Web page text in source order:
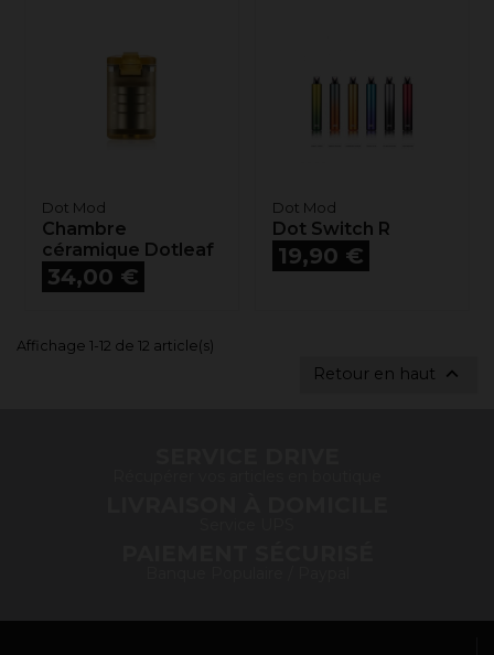
Dot Mod
Chambre
céramique Dotleaf
Prix
34,00 €
Dot Mod
Dot Switch R
Prix
19,90 €
Affichage 1-12 de 12 article(s)
Retour en haut 